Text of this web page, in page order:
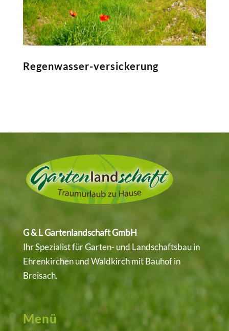
Regenwasser-versickerung
G & L Gartenlandschaft GmbH
Ihr Spezialist für Garten- und Landschaftsbau in
EhrenkirchenundWaldkirchmit Bauhof in
Breisach.
Menü